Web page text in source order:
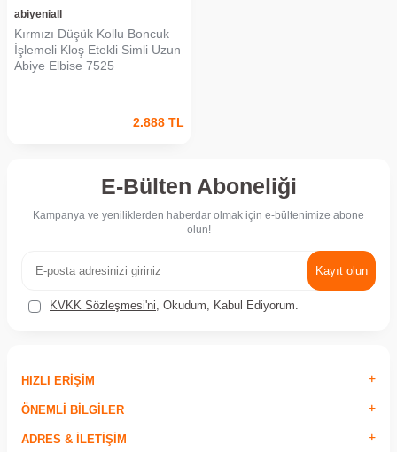
abiyeniall
Kırmızı Düşük Kollu Boncuk
İşlemeli Kloş Etekli Simli Uzun
Abiye Elbise 7525
2.888 TL
E-Bülten Aboneliği
Kampanya ve yeniliklerden haberdar olmak için e-bültenimize abone
olun!
Kayıt olun
KVKK Sözleşmesi'ni, Okudum, Kabul Ediyorum.
HIZLI ERIŞIM
ÖNEMLI BILGILER
ADRES & İLETIŞIM